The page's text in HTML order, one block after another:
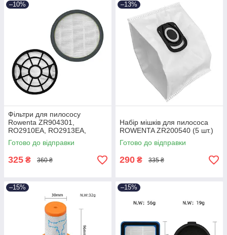
–10%
Фільтри для пилососу
Rowenta ZR904301,
RO2910EA, RO2913EA,
RO2915EA, RO2932EA,
RO2933EA, RO2957EA Best
Готово до відправки
325 ₴ 360 ₴
–13%
Набір мішків для пилососа
ROWENTA ZR200540 (5 шт.)
Готово до відправки
290 ₴ 335 ₴
–15% –15%